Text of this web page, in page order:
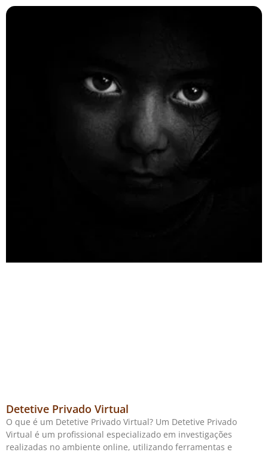
Detetive Privado Virtual
O que é um Detetive Privado Virtual? Um Detetive Privado
Virtual é um profissional especializado em investigações
realizadas no ambiente online, utilizando ferramentas e